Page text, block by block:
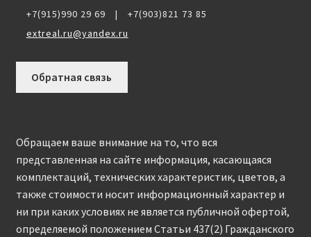
+7(915)990 29 69
|
+7(903)821 73 85
extreal.ru@yandex.ru
Обратная связь
Обращаем ваше внимание на то, что вся
представленная на сайте информация, касающаяся
комплектаций, технических характеристик, цветов, а
также стоимости носит информационный характер и
ни при каких условиях не является публичной офертой,
определяемой положением Статьи 437(2) Гражданского